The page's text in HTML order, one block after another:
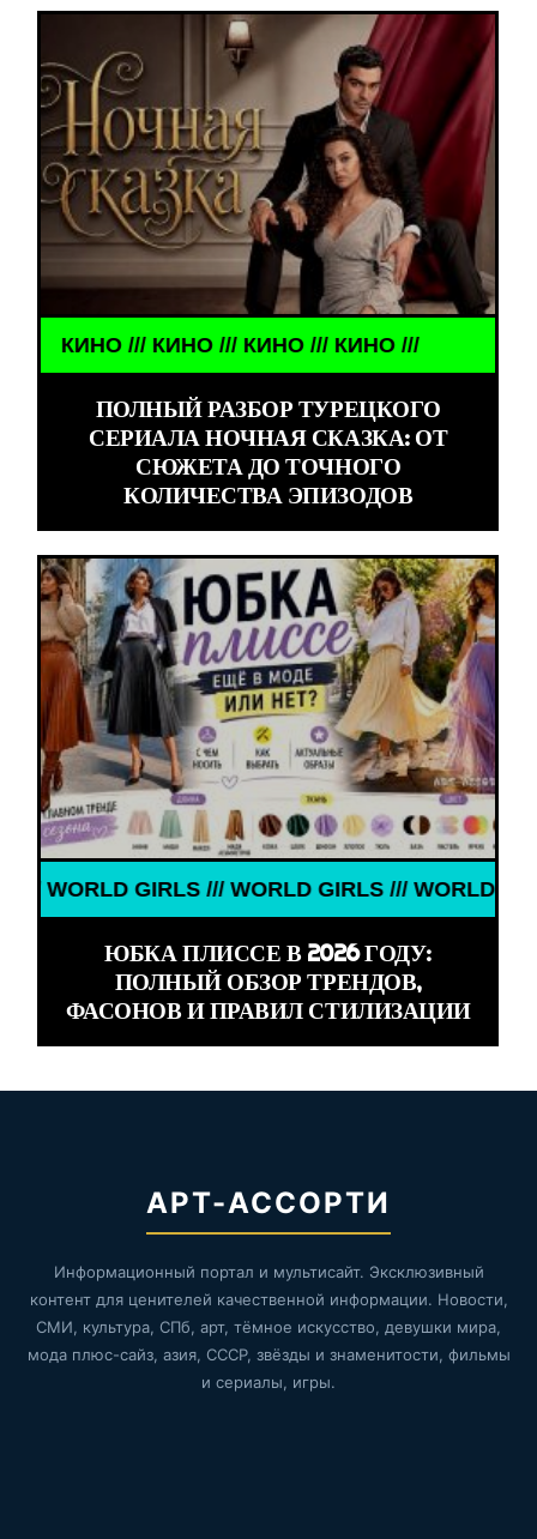
КИНО /// КИНО /// КИНО /// КИНО ///
ПОЛНЫЙ РАЗБОР ТУРЕЦКОГО
СЕРИАЛА НОЧНАЯ СКАЗКА: ОТ
СЮЖЕТА ДО ТОЧНОГО
КОЛИЧЕСТВА ЭПИЗОДОВ
GIRLS /// WORLD GIRLS /// WORLD GIRLS ///
ЮБКА ПЛИССЕ В 2026 ГОДУ:
ПОЛНЫЙ ОБЗОР ТРЕНДОВ,
ФАСОНОВ И ПРАВИЛ СТИЛИЗАЦИИ
АРТ-АССОРТИ
Информационный портал и мультисайт. Эксклюзивный
контент для ценителей качественной информации. Новости,
СМИ, культура, СПб, арт, тёмное искусство, девушки мира,
мода плюс-сайз, азия, СССР, звёзды и знаменитости, фильмы
и сериалы, игры.